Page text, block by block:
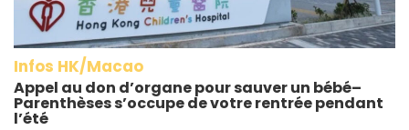
Infos HK/Macao
Appel au don d’organe pour sauver un bébé–
Parenthèses s’occupe de votre rentrée pendant
l’été